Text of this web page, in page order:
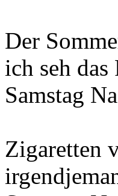
Der
ich seh
Samstag
Zigaretten